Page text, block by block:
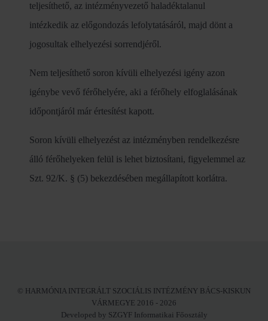
teljesíthető, az intézményvezető haladéktalanul
intézkedik az előgondozás lefolytatásáról, majd dönt a
jogosultak elhelyezési sorrendjéről.
Nem teljesíthető soron kívüli elhelyezési igény azon
igénybe vevő férőhelyére, aki a férőhely elfoglalásának
időpontjáról már értesítést kapott.
Soron kívüli elhelyezést az intézményben rendelkezésre
álló férőhelyeken felül is lehet biztosítani, figyelemmel az
Szt. 92/K. § (5) bekezdésében megállapított korlátra.
© HARMÓNIA INTEGRÁLT SZOCIÁLIS INTÉZMÉNY BÁCS-KISKUN
VÁRMEGYE 2016 - 2026
Developed by SZGYF Informatikai Főosztály